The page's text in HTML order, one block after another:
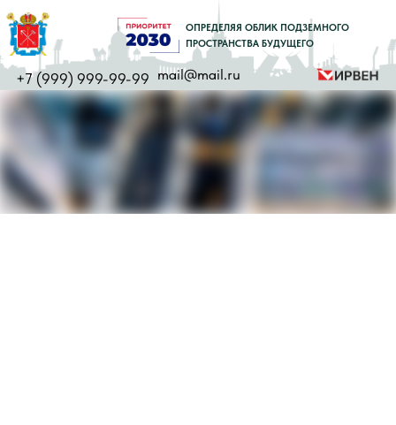
+7 (999) 999-99-99 mail@mail.ru
ОПРЕДЕЛЯЯ ОБЛИК ПОДЗЕМНОГО
ПРОСТРАНСТВА БУДУЩЕГО